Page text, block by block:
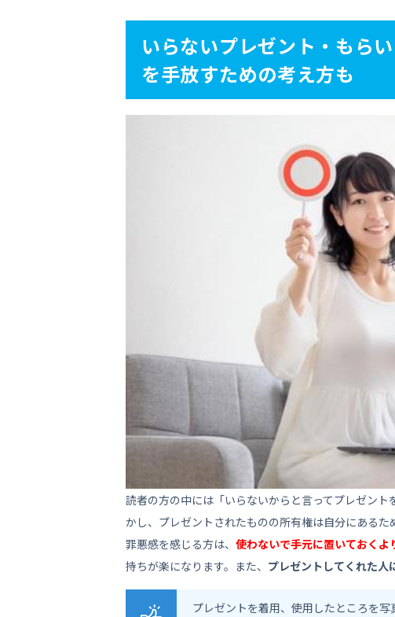
5 いらないプレゼント・もらい
工夫も
6 いらないプレゼント・もらいも
6.1
状態が良いうちに査定してもらう
複数のものをまとめて売却する
いらないプレゼント・もらい
手放してスッキリ
いらないプレゼント・もら
を手放すための考え方も
読者の方の中には「いらないからと言ってプレゼン
かし、プレゼントされたものの所有権は自分にあるた
罪悪感を感じる方は、 使わないで手元に置いておく
持ちが楽になります。また、 プレゼントしてくれた人
プレゼントを着用、使用したところを